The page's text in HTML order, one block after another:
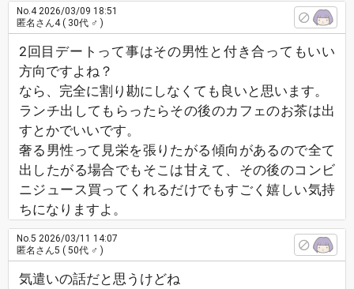
No.42026/03/09 18:51
匿名さん4( 30代 ♂ )
2回目デートって事はその男性と付き合ってもいい
方向ですよね？
なら、完全に割り勘にしなくても良いと思います。
ランチ出してもらったらその後のカフェのお茶は出
すとかでいいです。
奢る男性って見栄を張りたがる傾向があるので全て
出したがる場合でもそこは甘えて、その後のコンビ
ニジュース買ってくれるだけでもすごく嬉しい気持
ちになりますよ。
No.5 2026/03/11 14:07
匿名さん5 ( 50代 ♂ )
気遣いの話だと思うけどね